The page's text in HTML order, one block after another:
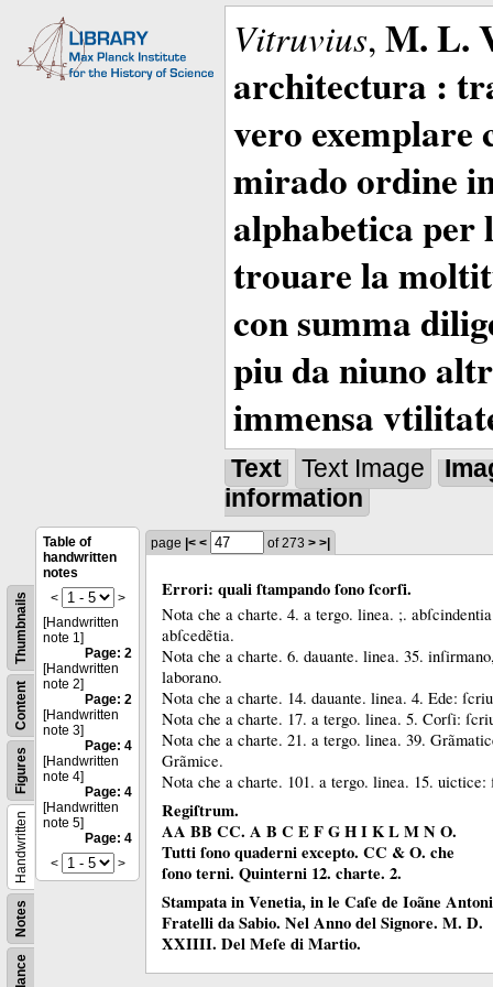
Vitruvius, M. L.
architectura :
vero exemplare
mirado ordine
alphabetica per
trouare la
con summa
piu da niuno
immensa
Text Text Image
information
Notes
Handwritten
Figures
Content
Thumbnails
Table of
handwritten
notes
<
>
[Handwritten
note 1]
Page: 2
[Handwritten
note 2]
Page: 2
[Handwritten
note 3]
Page: 4
[Handwritten
note 4]
Page: 4
[Handwritten
note 5]
Page: 4
<
>
page |< < of 273 > >|
Errori: quali ſtampando ſono ſcorſi.
Nota che a charte. 4. a tergo. linea. ;.
abſcedẽtia.
Nota che a charte. 6. dauante. linea. 35.
laborano.
Nota che a charte. 14. dauante. linea. 4. Ede:
Nota che a charte. 17. a tergo. linea. 5. Corſi:
Nota che a charte. 21. a tergo. linea. 39.
Grãmice.
Nota che a charte. 101. a tergo. linea. 15. uictice:
Regiſtrum.
AA BB CC. A B C E F G H I K L M N O.
Tutti ſono quaderni excepto. CC & O. che
ſono terni. Quinterni 12. charte. 2.
Stampata in Venetia, in le Caſe de Ioãne
Fratelli da Sabio. Nel Anno del Signore. M. D.
XXIIII. Del Meſe di Martio.